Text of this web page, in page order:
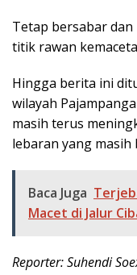
​Tetap bersabar
titik rawan
​Hingga berita ini
wilayah
masih terus
lebaran yang masih
Baca Juga
Macet di Jalur
Reporter: Suhendi